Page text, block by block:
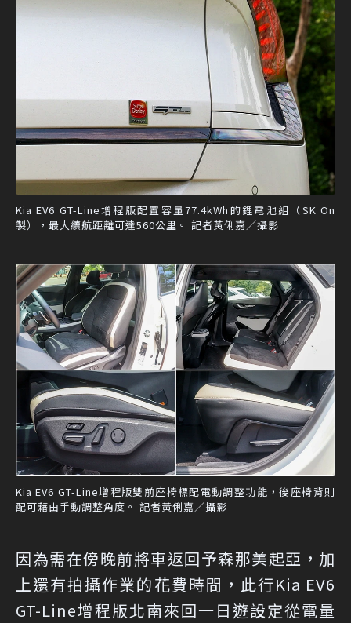
Kia EV6 GT-Line增程版配置容量77.4kWh的鋰電池組（SK On
製），最大續航距離可達560公里。 記者黃俐嘉／攝影
Kia EV6 GT-Line增程版雙前座椅標配電動調整功能，後座椅背則
配可藉由手動調整角度。 記者黃俐嘉／攝影
因為需在傍晚前將車返回予森那美起亞，加
上還有拍攝作業的花費時間，此行Kia EV6
GT-Line增程版北南來回一日遊設定從電量